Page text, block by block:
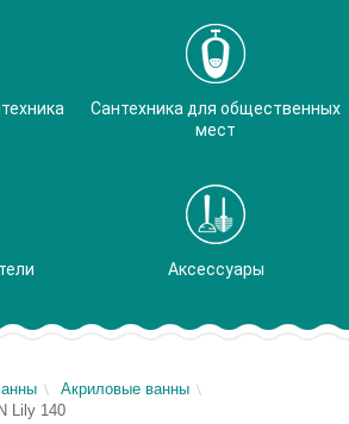
Сантехника для общественных
мест
Аксессуары
Акриловые ванны
Lily 140